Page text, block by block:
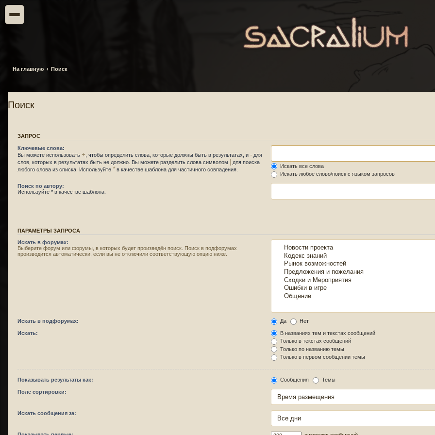
На главную Поиск
Поиск
ЗАПРОС
Ключевые слова:
Вы можете использовать + , чтобы определить слова, которые должны быть в результатах, и - для
слов, которых в результатах быть не должно. Вы можете разделить слова символом | для поиска
любого слова из списка. Используйте *в качестве шаблона для частичного совпадения.
Искать все слова
Искать любое слово/поиск с языком запросов
Поиск по автору:
Используйте * в качестве шаблона.
ПАРАМЕТРЫ ЗАПРОСА
Искать в форумах:
Выберите форум или форумы, в которых будет произведён поиск. Поиск в подфорумах
производится автоматически, если вы не отключили соответствующую опцию ниже.
Искать в подфорумах: Да Нет
Искать:
В названиях тем и текстах сообщений
Только в текстах сообщений
Только по названию темы
Только в первом сообщении темы
Показывать результаты как: Сообщения Темы
Поле сортировки:
Искать сообщения за: